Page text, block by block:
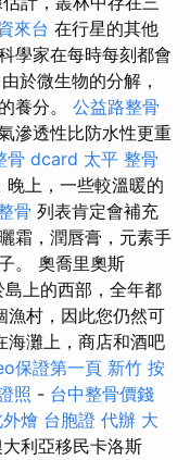
來台 在行星的其他
學家在每時每刻都會
由於微生物的分解，
養分。 公益路整骨
滲透性比防水性更重
骨 dcard 太平 整骨
晚上，一些較溫暖的
骨 列表肯定會補充
霜，潤唇膏，元素手
。 奧喬里奧斯
上的西部，全年都
漁村，因此您仍然可
海灘上，商店和酒吧
保證第一頁 新竹 按
照 - 台中整骨價錢
燴 台胞證 代辦 大
利亞移民卡洛斯